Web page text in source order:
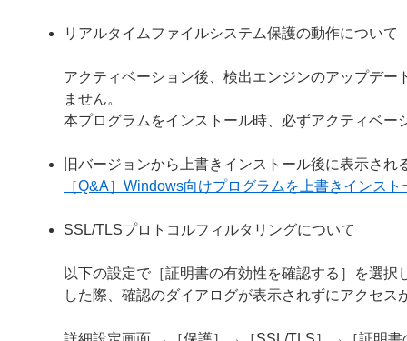
リアルタイムファイルシステム保護の動作について
アクティベーション後、検出エンジンのアップデ
ません。
本プログラムをインストール時、必ずアクティベ
旧バージョンから上書きインストール後に表示され
［Q&A］Windows向けプログラムを上書きインス
SSL/TLSプロトコルフィルタリングについて
以下の設定で［証明書の有効性を確認する］を選
した際、確認のダイアログが表示されずにアクセス